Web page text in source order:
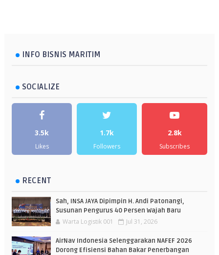
INFO BISNIS MARITIM
SOCIALIZE
3.5k
Likes
1.7k
Followers
2.8k
Subscribes
RECENT
Sah, INSA JAYA Dipimpin H. Andi Patonangi,
Susunan Pengurus 40 Persen Wajah Baru
Warta Logistik 001 Jul 31, 2026
AirNav Indonesia Selenggarakan NAFEF 2026
Dorong Efisiensi Bahan Bakar Penerbangan